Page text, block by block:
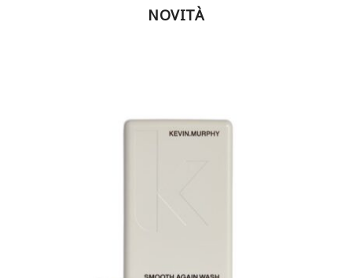
NOVITÀ